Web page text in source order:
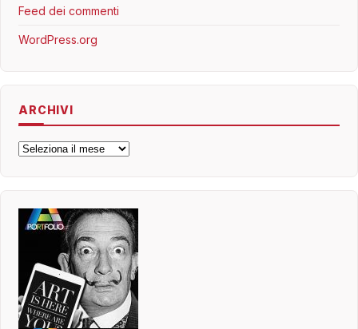
Feed dei commenti
WordPress.org
ARCHIVI
Archivi